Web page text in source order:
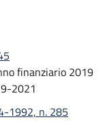
finanziario 2019
2021
1992, n. 285